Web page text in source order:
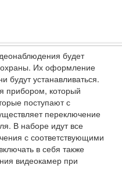
будет
охраны. Их оформление
будут устанавливаться.
прибором, который
поступают с
переключение
В наборе идут все
с соответствующими
в себя также
видеокамер при